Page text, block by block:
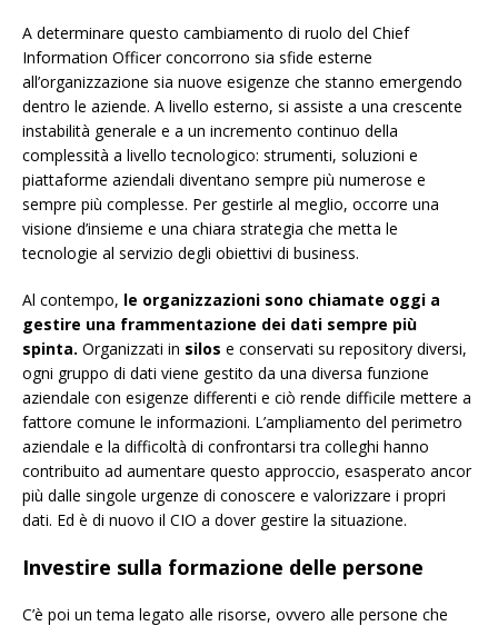
A determinare questo cambiamento di ruolo del Chief
Information Officer concorrono sia sfide esterne
all’organizzazione sia nuove esigenze che stanno emergendo
dentro le aziende. A livello esterno, si assiste a una crescente
instabilità generale e a un incremento continuo della
complessità a livello tecnologico: strumenti, soluzioni e
piattaforme aziendali diventano sempre più numerose e
sempre più complesse. Per gestirle al meglio, occorre una
visione d’insieme e una chiara strategia che metta le
tecnologie al servizio degli obiettivi di business.
Al contempo, le organizzazioni sono chiamate oggi a
gestire una frammentazione dei dati sempre più
spinta. Organizzati in silos e conservati su repository diversi,
ogni gruppo di dati viene gestito da una diversa funzione
aziendale con esigenze differenti e ciò rende difficile mettere a
fattore comune le informazioni. L’ampliamento del perimetro
aziendale e la difficoltà di confrontarsi tra colleghi hanno
contribuito ad aumentare questo approccio, esasperato ancor
più dalle singole urgenze di conoscere e valorizzare i propri
dati. Ed è di nuovo il CIO a dover gestire la situazione.
Investire sulla formazione delle persone
C’è poi un tema legato alle risorse, ovvero alle persone che